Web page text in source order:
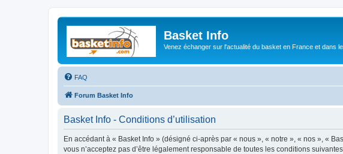
Basket Info
Venez échanger sur l'actualité du basket en France et dans
FAQ
Forum Basket Info
Basket Info - Conditions d’utilisation
En accédant à « Basket Info » (désigné ci-après par « nous », « notre », « nos », «
vous n’acceptez pas d’être légalement responsable de toutes les conditions